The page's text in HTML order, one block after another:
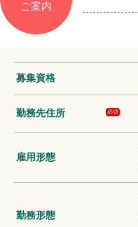
ご案内
募集資格
勤務先住所 必須
雇用形態
勤務形態